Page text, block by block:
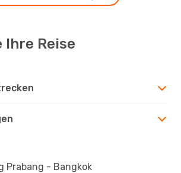
Ihre Reise
Prabang - Bangkok